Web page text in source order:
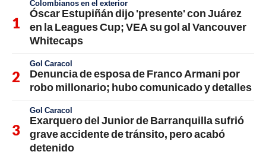
Colombianos en el exterior
Óscar Estupiñán dijo 'presente' con Juárez
en la Leagues Cup; VEA su gol al Vancouver
Whitecaps
Gol Caracol
Denuncia de esposa de Franco Armani por
robo millonario; hubo comunicado y detalles
Gol Caracol
Exarquero del Junior de Barranquilla sufrió
grave accidente de tránsito, pero acabó
detenido